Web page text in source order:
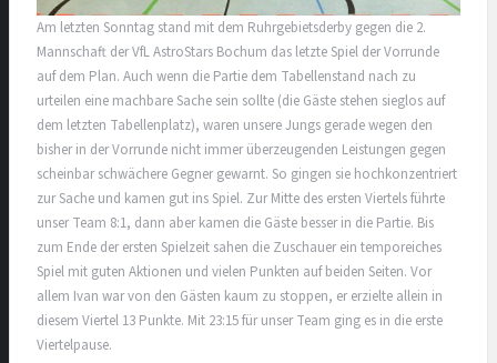
Am letzten Sonntag stand mit dem Ruhrgebietsderby gegen die 2.
Mannschaft der VfL AstroStars Bochum das letzte Spiel der Vorrunde
auf dem Plan. Auch wenn die Partie dem Tabellenstand nach zu
urteilen eine machbare Sache sein sollte (die Gäste stehen sieglos auf
dem letzten Tabellenplatz), waren unsere Jungs gerade wegen den
bisher in der Vorrunde nicht immer überzeugenden Leistungen gegen
scheinbar schwächere Gegner gewarnt. So gingen sie hochkonzentriert
zur Sache und kamen gut ins Spiel. Zur Mitte des ersten Viertels führte
unser Team 8:1, dann aber kamen die Gäste besser in die Partie. Bis
zum Ende der ersten Spielzeit sahen die Zuschauer ein temporeiches
Spiel mit guten Aktionen und vielen Punkten auf beiden Seiten. Vor
allem Ivan war von den Gästen kaum zu stoppen, er erzielte allein in
diesem Viertel 13 Punkte. Mit 23:15 für unser Team ging es in die erste
Viertelpause.